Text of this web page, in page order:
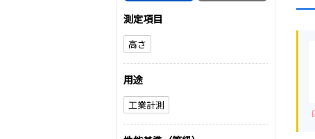
測定項目
高さ
用途
工業計測